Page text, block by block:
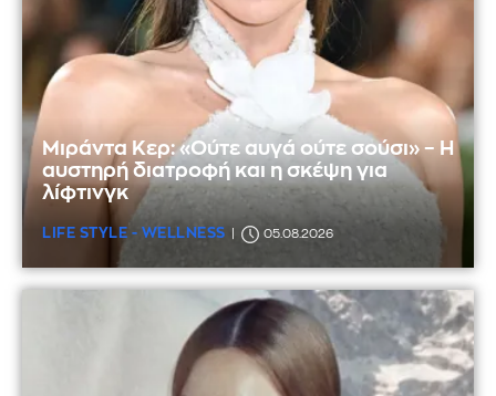
Μιράντα Κερ: «Ούτε αυγά ούτε σούσι» – Η
αυστηρή διατροφή και η σκέψη για
λίφτινγκ
LIFE STYLE - WELLNESS 05.08.2026